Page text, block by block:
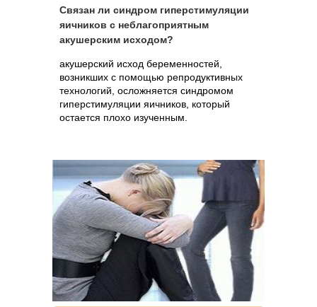
Связан ли синдром гиперстимуляции
яичников с неблагоприятным
акушерским исходом?
акушерский исход беременностей,
возникших с помощью репродуктивных
технологий, осложняется синдромом
гиперстимуляции яичников, который
остается плохо изученным.